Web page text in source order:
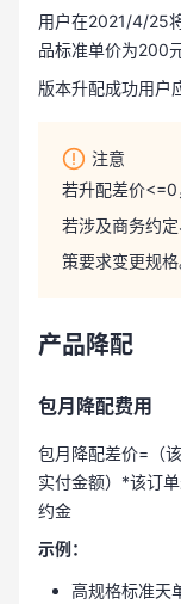
用户在2021/4/25
品标准单价为200
版本升配成功用
注意
若升配差价<=0
若涉及商务约
策要求变更规格
产品降配
包月降配费用
包月降配差价=（
实付金额）*该订
约金
示例：
高规格标准天